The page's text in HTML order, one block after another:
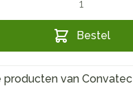
Bestel
producten van Convatec